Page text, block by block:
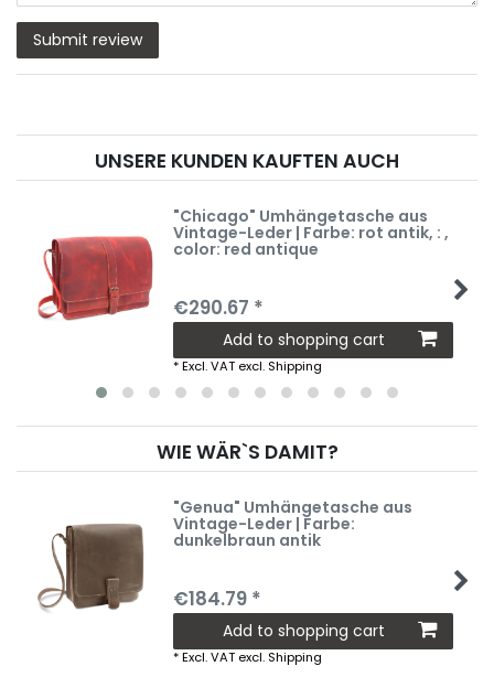
Review
message
Submit review
UNSERE KUNDEN KAUFTEN AUCH
"Chicago" Umhängetasche aus
Vintage-Leder | Farbe: rot antik, :,
color: red antique
€290.67 *
Add to shopping cart
*Excl. VAT excl. Shipping
WIE WÄR`S DAMIT?
"Genua" Umhängetasche aus
Vintage-Leder | Farbe:
dunkelbraun antik
€184.79 *
Add to shopping cart
*Excl. VAT excl. Shipping